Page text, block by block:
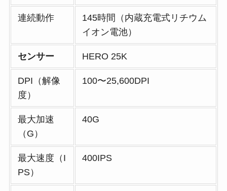
連続動作
145時間（内蔵充電式リチウム
イオン電池）
センサー HERO 25K
DPI（解像
度）
100〜25,600DPI
最大加速
（G）
40G
最大速度（I
PS）
400IPS